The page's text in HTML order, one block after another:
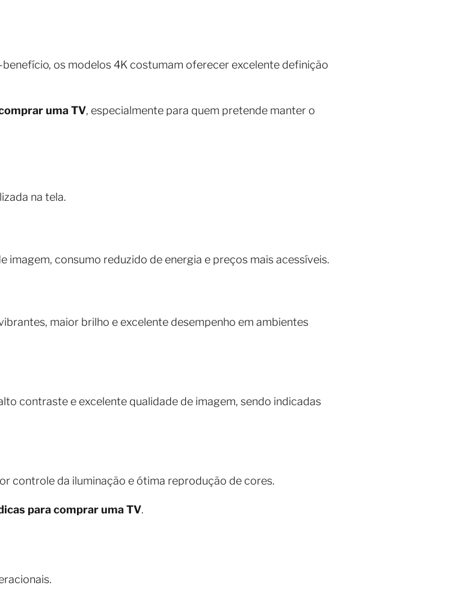
os modelos 4K costumam oferecer excelente definição
uma TV, especialmente para quem pretende manter o
na tela.
imagem, consumo reduzido de energia e preços mais acessíveis.
maior brilho e excelente desempenho em ambientes
contraste e excelente qualidade de imagem, sendo indicadas
controle da iluminação e ótima reprodução de cores.
para comprar uma TV.